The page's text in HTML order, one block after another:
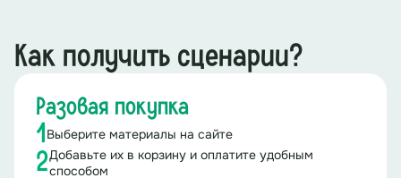
Как получить сценарии?
Разовая покупка
1 Выберите материалы на сайте
2Добавьте их в корзину и оплатите удобным
способом